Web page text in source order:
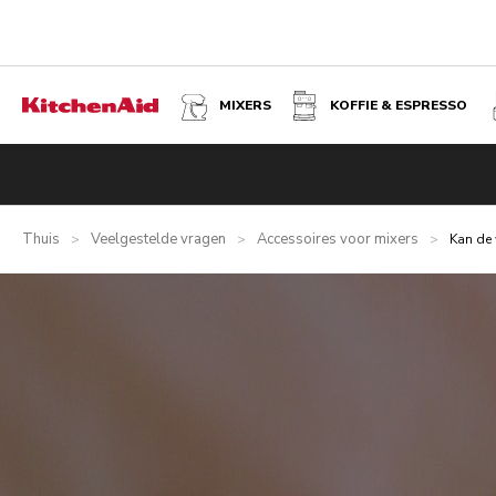
MIXERS KOFFIE & ESPRESSO
Thuis > Veelgestelde vragen > Accessoires voor mixers > Kan